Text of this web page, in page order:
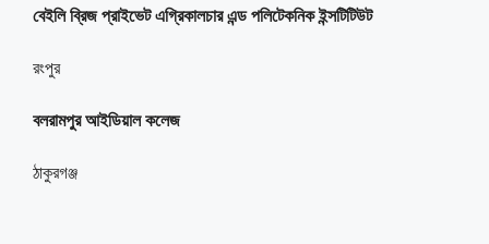
বেইলি ব্রিজ প্রাইভেট এগ্রিকালচার এন্ড পলিটেকনিক ইন্সটিটিউট
রংপুর
বলরামপুর আইডিয়াল কলেজ
ঠাকুরগঞ্জ